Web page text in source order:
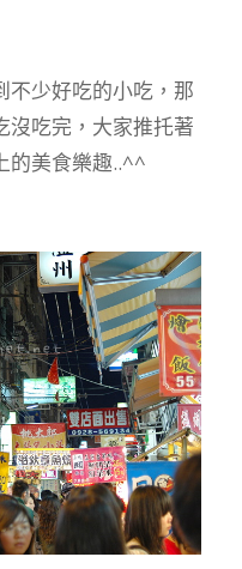
不少好吃的小吃，那
沒吃完，大家推托著
的美食樂趣..^^